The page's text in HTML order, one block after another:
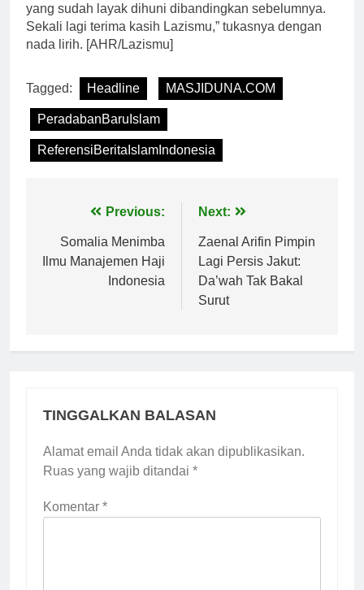
yang sudah layak dihuni dibandingkan sebelumnya.
Sekali lagi terima kasih Lazismu,” tukasnya dengan
nada lirih. [AHR/Lazismu]
Tagged: Headline MASJIDUNA.COM
PeradabanBaruIslam
ReferensiBeritaIslamIndonesia
Navigasi
pos
Previous:
Somalia Menimba
Ilmu Manajemen Haji
Indonesia
Next:
Zaenal Arifin Pimpin
Lagi Persis Jakut:
Da’wah Tak Bakal
Surut
TINGGALKAN BALASAN
Alamat email Anda tidak akan dipublikasikan.
Ruas yang wajib ditandai *
Komentar *